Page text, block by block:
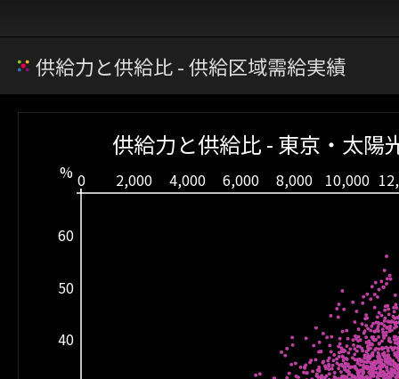
供給力と供給比 - 供給区域需給実績
供給力と供給比 - 東京・太陽
% 0 2,000 4,000 6,000 8,000 10,000
40
50
60